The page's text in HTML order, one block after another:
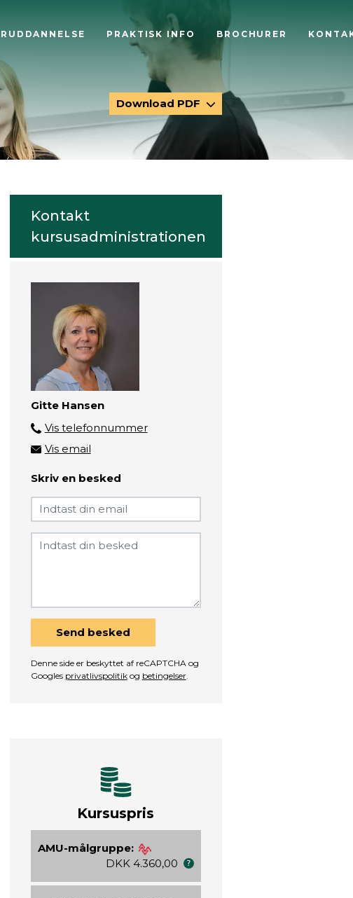
PRAKTISK INFO BROCHURER
Download PDF
Kontakt
kursusadministrationen
Gitte Hansen
Vis telefonnummer
3193 5612
Vis email
gh@zbc.dk
Skriv en besked
Send besked
Denne side er beskyttet af reCAPTCHA og
Googles privatlivspolitikog betingelser.
Kursuspris
AMU-målgruppe:
DKK 4.360,00